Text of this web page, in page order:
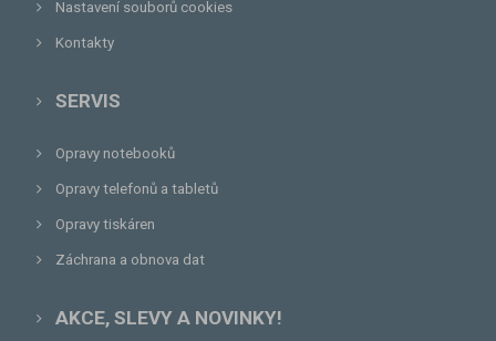
Nastavení souborů cookies
Kontakty
SERVIS
Opravy notebooků
Opravy telefonů a tabletů
Opravy tiskáren
Záchrana a obnova dat
AKCE, SLEVY A NOVINKY!